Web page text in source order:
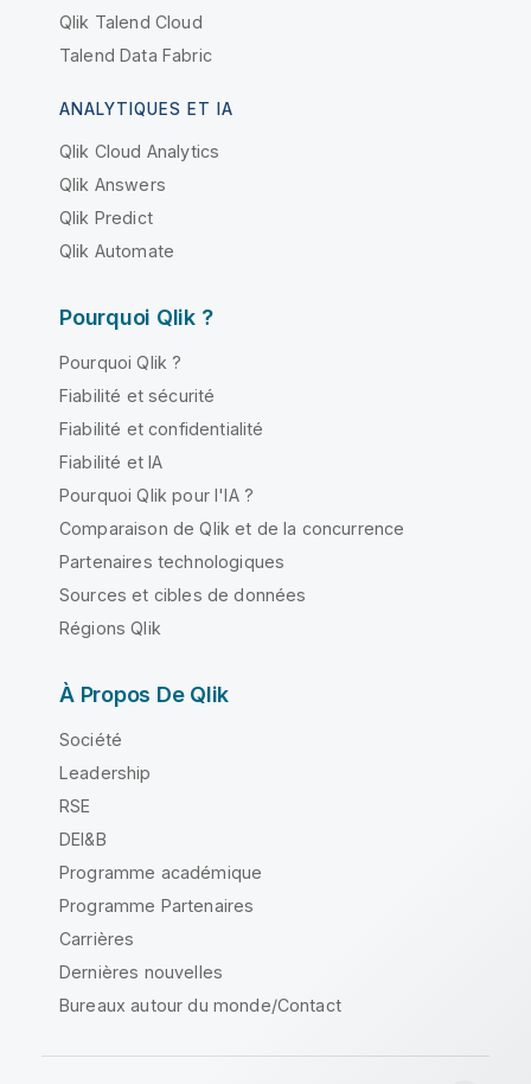
Qlik Talend Cloud
Talend Data Fabric
ANALYTIQUES ET IA
Qlik Cloud Analytics
Qlik Answers
Qlik Predict
Qlik Automate
Pourquoi Qlik ?
Pourquoi Qlik ?
Fiabilité et sécurité
Fiabilité et confidentialité
Fiabilité et IA
Pourquoi Qlik pour l'IA ?
Comparaison de Qlik et de la concurrence
Partenaires technologiques
Sources et cibles de données
Régions Qlik
À Propos De Qlik
Société
Leadership
RSE
DEI&B
Programme académique
Programme Partenaires
Carrières
Dernières nouvelles
Bureaux autour du monde/Contact